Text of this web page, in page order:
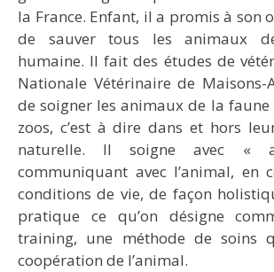
la France. Enfant, il a promis à son
de sauver tous les animaux
humaine. Il fait des études de
Nationale Vétérinaire de
de soigner les animaux de la faune
zoos, c’est à dire dans et hors
naturelle. Il soigne avec «
communiquant avec l’animal, en
conditions de vie, de façon
pratique ce qu’on désigne
training, une méthode de soins
coopération de l’animal.